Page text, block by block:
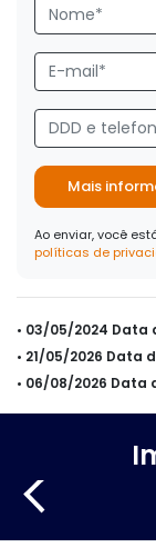
Mais
Ao enviar, você
políticas de
• 03/05/2024
• 21/05/2026 Data
• 06/08/2026